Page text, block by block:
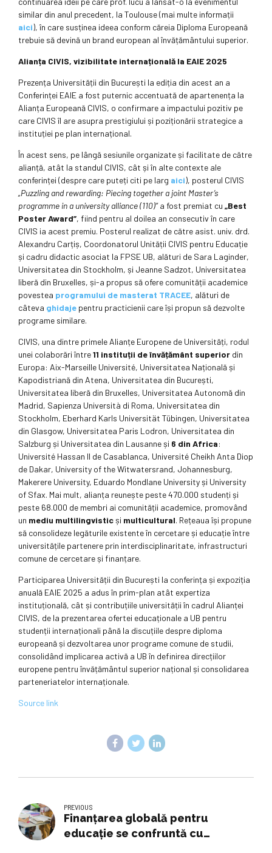
similar din anul precedent, la Toulouse (mai multe informații
aici), în care susținea ideea conform căreia Diploma Europeană
trebuie să devină un brand european al învățământului superior.
Alianța CIVIS, vizibilitate internațională la EAIE 2025
Prezența Universității din București la ediția din acest an a
Conferinței EAIE a fost puternic accentuată de apartenența la
Alianța Europeană CIVIS, o confirmare a impactului pozitiv pe
care CIVIS îl are asupra prestigiului și poziționării strategice a
instituției pe plan internațional.
În acest sens, pe lângă sesiunile organizate și facilitate de către
alianță, atât la standul CIVIS, cât și în alte contexte ale
conferinței (despre care puteți citi pe larg aici), posterul CIVIS
„Puzzling and rewarding: Piecing together a joint Master’s
programme in a university alliance (110)”a fost premiat cu „Best
Poster Award”, fiind pentru al doilea an consecutiv în care
CIVIS ia acest premiu. Posterul realizat de către asist. univ. drd.
Alexandru Carțiș, Coordonatorul Unității CIVIS pentru Educație
și cadru didactic asociat la FPSE UB, alături de Sara Laginder,
Universitatea din Stockholm, și Jeanne Sadzot, Universitatea
liberă din Bruxelles, și-a propus să ofere comunității academice
povestea programului de masterat TRACEE, alături de
câteva ghidaje pentru practicienii care își propun să dezvolte
programe similare.
CIVIS, una dintre primele Alianțe Europene de Universități, rodul
unei colaborări între11 instituții de învățământ superior din
Europa: Aix-Marseille Université, Universitatea Națională și
Kapodistriană din Atena, Universitatea din București,
Universitatea liberă din Bruxelles, Universitatea Autonomă din
Madrid, Sapienza Università di Roma, Universitatea din
Stockholm, Eberhard Karls Universität Tübingen, Universitatea
din Glasgow, Universitatea Paris Lodron, Universitatea din
Salzburg și Universitatea din Lausanne și 6 din Africa:
Université Hassan II de Casablanca, Université Cheikh Anta Diop
de Dakar, University of the Witwatersrand, Johannesburg,
Makerere University, Eduardo Mondlane University și University
of Sfax. Mai mult, alianța reunește peste 470.000 studenți și
peste 68.000 de membri ai comunității academice, promovând
un mediu multilingvisticși multicultural. Rețeaua își propune
să consolideze legăturile existente în cercetare și educație între
universitățile partenere prin interdisciplinaritate, infrastructuri
comune de cercetare și finanțare.
Participarea Universității din București la conferința și expoziția
anuală EAIE 2025 a adus în prim-plan atât expertiza
instituțională, cât și contribuțiile universității în cadrul Alianței
CIVIS, de la prezentarea ofertei educaționale a UB pentru
studenții internaționali până la discuțiile despre diploma
europeană și dezvoltarea unor programe comune de studii,
consolidând implicarea activă a UB în definirea direcțiilor
europene pentru învățământul superior național și consolidarea
parteneriatelor internaționale.
Source link
PREVIOUS
Finanțarea globală pentru
educație se confruntă cu